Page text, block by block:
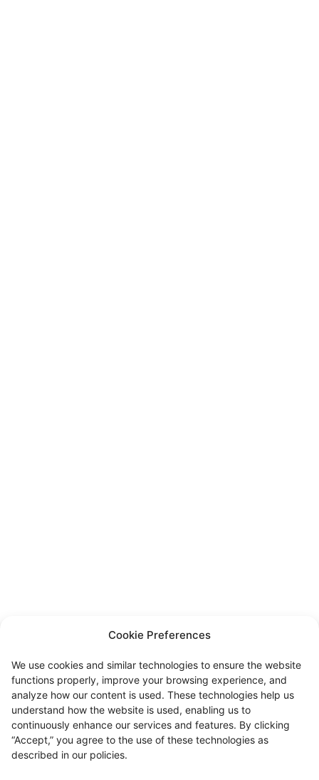
Cookie Preferences
We use cookies and similar technologies to ensure the website
functions properly, improve your browsing experience, and
analyze how our content is used. These technologies help us
understand how the website is used, enabling us to
continuously enhance our services and features. By clicking
“Accept,” you agree to the use of these technologies as
described in our policies.